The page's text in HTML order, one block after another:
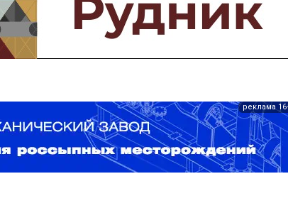
Предприятия и компании
Интервью
Выставки, Конференции
реклама